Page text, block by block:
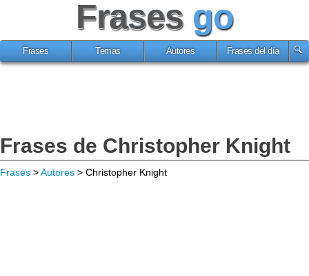
Frases go
Frases Temas Autores Frases del día
Frases de Christopher Knight
Frases >Autores > Christopher Knight